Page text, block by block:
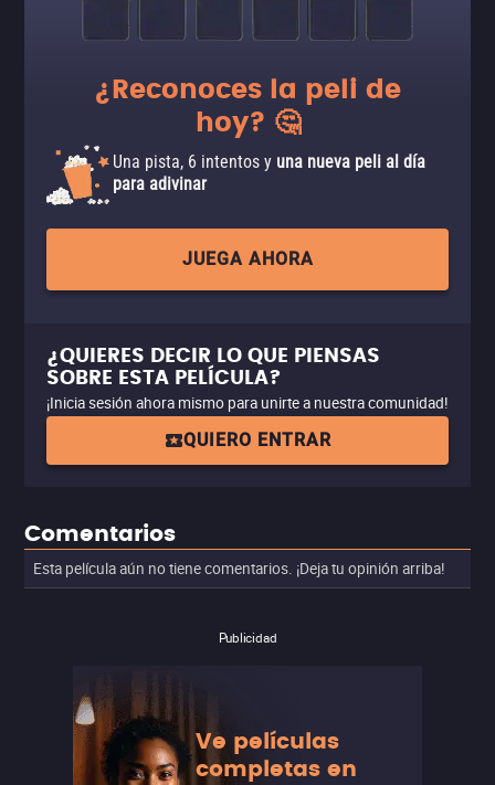
¿Reconoces la peli de
hoy? 🤔
Una pista, 6 intentos y una nueva peli al día
para adivinar
JUEGA AHORA
¿QUIERES DECIR LO QUE PIENSAS
SOBRE ESTA PELÍCULA?
¡Inicia sesión ahora mismo para unirte a nuestra comunidad!
QUIERO ENTRAR
Comentarios
Esta película aún no tiene comentarios. ¡Deja tu opinión arriba!
Publicidad
Ve películas
completas en